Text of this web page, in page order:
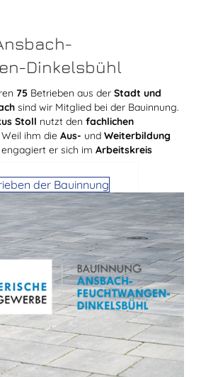
Dinkelsbühl
75 Betrieben aus der Stadt und
sind wir Mitglied bei der Bauinnung.
Stoll nutzt den fachlichen
ihm die Aus- und Weiterbildung
er sich im Arbeitskreis
der Bauinnung